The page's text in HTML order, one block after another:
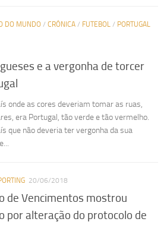
DO MUNDO / CRÓNICA / FUTEBOL / PORTUGAL
e a vergonha de torcer
onde as cores deveriam tomar as ruas,
era Portugal, tão verde e tão vermelho.
que não deveria ter vergonha da sua
20/06/2018
de Vencimentos mostrou
por alteração do protocolo de